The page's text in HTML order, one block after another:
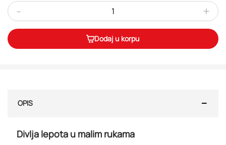
- +
Dodaj u korpu
OPIS
Divlja lepota u malim rukama